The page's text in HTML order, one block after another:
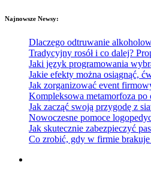
Najnowsze Newsy:
Dlaczego odtruwanie
Tradycyjny rosół i co dalej?
Jaki język programowania
Jakie efekty można osiągnąć,
Jak zorganizować event
Kompleksowa metamorfoza
Jak zacząć swoją przygodę z
Nowoczesne pomoce
Jak skutecznie zabezpieczyć
Co zrobić, gdy w firmie brakuje